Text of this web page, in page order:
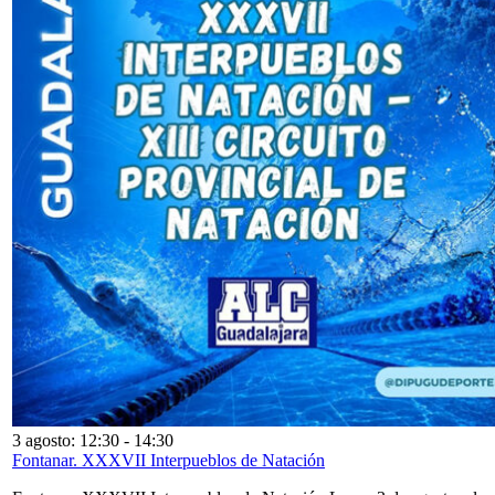
3 agosto: 12:30 - 14:30
Fontanar. XXXVII Interpueblos de Natación